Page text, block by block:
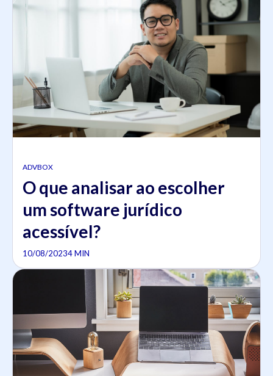
ADVBOX
O que analisar ao escolher
um software jurídico
acessível?
10/08/20234 MIN